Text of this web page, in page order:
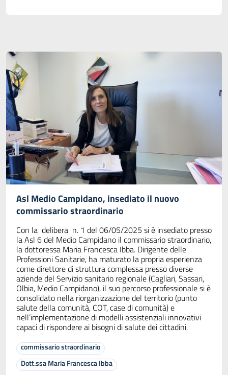
Asl Medio Campidano, insediato il nuovo
commissario straordinario
Con la delibera n. 1 del 06/05/2025 si è insediato presso
la Asl 6 del Medio Campidano il commissario straordinario,
la dottoressa Maria Francesca Ibba. Dirigente delle
Professioni Sanitarie, ha maturato la propria esperienza
come direttore di struttura complessa presso diverse
aziende del Servizio sanitario regionale (Cagliari, Sassari,
Olbia, Medio Campidano), il suo percorso professionale si è
consolidato nella riorganizzazione del territorio (punto
salute della comunità, COT, case di comunità) e
nell’implementazione di modelli assistenziali innovativi
capaci di rispondere ai bisogni di salute dei cittadini.
commissario straordinario
Dott.ssa Maria Francesca Ibba